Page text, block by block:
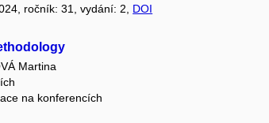
ročník: 31, vydání: 2, DOI
Martina
na konferencích